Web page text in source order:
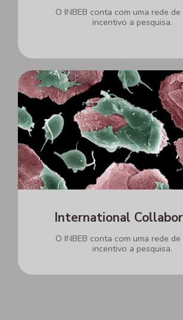
O INBEB conta com uma rede
incentivo a pesquisa.
International
O INBEB conta com uma rede
incentivo a pesquisa.